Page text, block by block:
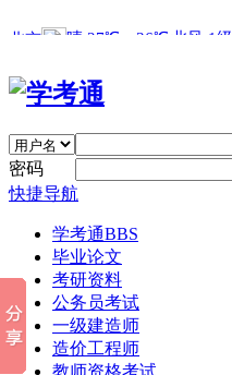
密码
快捷导航
学考通BBS
毕业论文
考研资料
公务员考试
一级建造师
造价工程师
教师资格考试